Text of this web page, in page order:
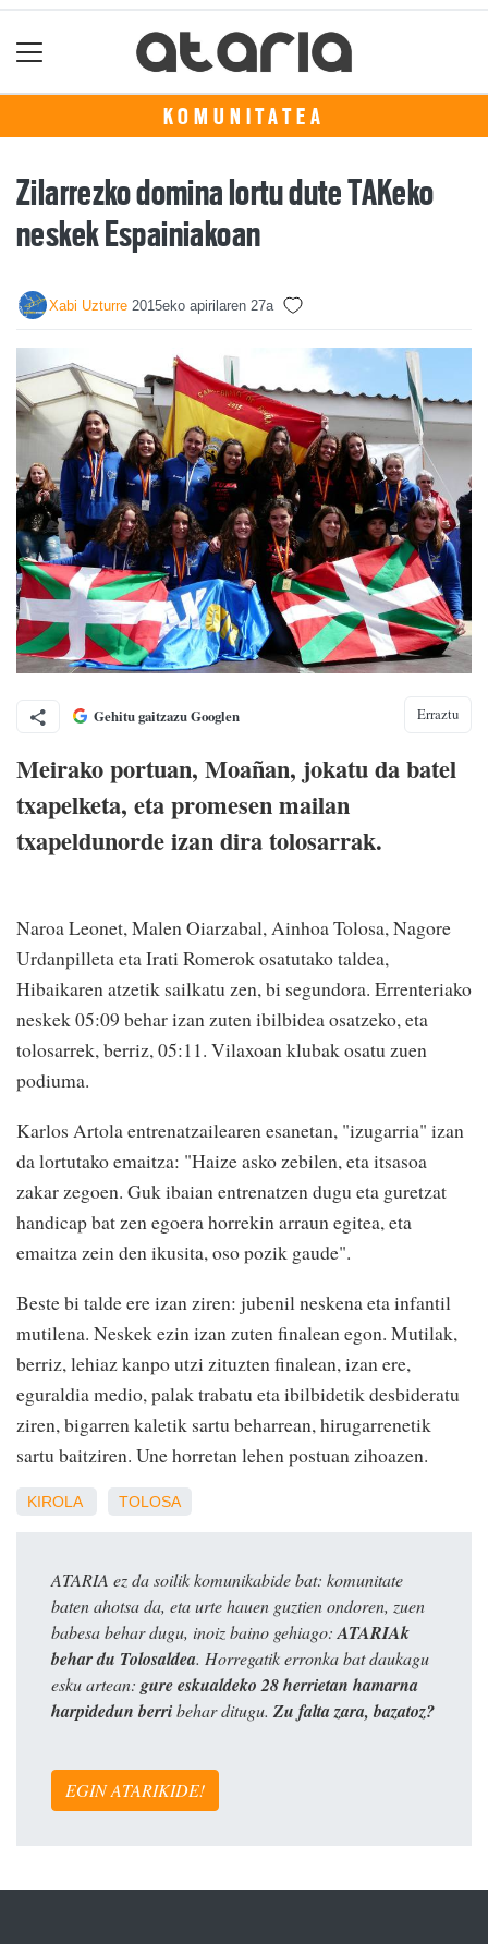
KOMUNITATEA
Zilarrezko domina lortu dute TAKeko
neskek Espainiakoan
Xabi Uzturre 2015eko apirilaren 27a
Gehitu gaitzazu Googlen Erraztu
Meirako portuan, Moañan, jokatu da batel
txapelketa, eta promesen mailan
txapeldunorde izan dira tolosarrak.
Naroa Leonet, Malen Oiarzabal, Ainhoa Tolosa, Nagore
Urdanpilleta eta Irati Romerok osatutako taldea,
Hibaikaren atzetik sailkatu zen, bi segundora. Errenteriako
neskek 05:09 behar izan zuten ibilbidea osatzeko, eta
tolosarrek, berriz, 05:11. Vilaxoan klubak osatu zuen
podiuma.
Karlos Artola entrenatzailearen esanetan, "izugarria" izan
da lortutako emaitza: "Haize asko zebilen, eta itsasoa
zakar zegoen. Guk ibaian entrenatzen dugu eta guretzat
handicap bat zen egoera horrekin arraun egitea, eta
emaitza zein den ikusita, oso pozik gaude".
Beste bi talde ere izan ziren: jubenil neskena eta infantil
mutilena. Neskek ezin izan zuten finalean egon. Mutilak,
berriz, lehiaz kanpo utzi zituzten finalean, izan ere,
eguraldia medio, palak trabatu eta ibilbidetik desbideratu
ziren, bigarren kaletik sartu beharrean, hirugarrenetik
sartu baitziren. Une horretan lehen postuan zihoazen.
KIROLA TOLOSA
ATARIA ez da soilik komunikabide bat: komunitate
baten ahotsa da, eta urte hauen guztien ondoren, zuen
babesa behar dugu, inoiz baino gehiago:ATARIAk
behar du Tolosaldea. Horregatik erronka bat daukagu
esku artean: gure eskualdeko 28 herrietan hamarna
harpidedun berribehar ditugu. Zu falta zara, bazatoz?
EGIN ATARIKIDE!